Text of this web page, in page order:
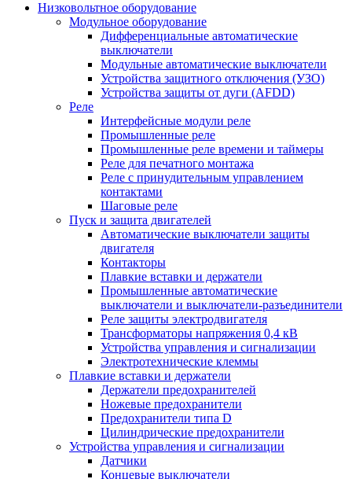
Низковольтное оборудование
Модульное оборудование
Дифференциальные автоматические
выключатели
Модульные автоматические выключатели
Устройства защитного отключения (УЗО)
Устройства защиты от дуги (AFDD)
Реле
Интерфейсные модули реле
Промышленные реле
Промышленные реле времени и таймеры
Реле для печатного монтажа
Реле с принудительным управлением
контактами
Шаговые реле
Пуск и защита двигателей
Автоматические выключатели защиты
двигателя
Контакторы
Плавкие вставки и держатели
Промышленные автоматические
выключатели и выключатели-разъединители
Реле защиты электродвигателя
Трансформаторы напряжения 0,4 кВ
Устройства управления и сигнализации
Электротехнические клеммы
Плавкие вставки и держатели
Держатели предохранителей
Ножевые предохранители
Предохранители типа D
Цилиндрические предохранители
Устройства управления и сигнализации
Датчики
Концевые выключатели